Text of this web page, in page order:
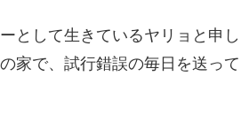
として生きているヤリョと申し
家で、試行錯誤の毎日を送って